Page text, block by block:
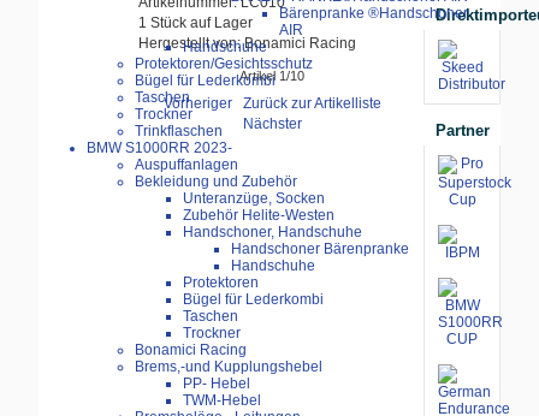
Bärenpranke ®Handschoner
AIR
Handschuhe
Protektoren/Gesichtsschutz
Bügel für Lederkombi
Taschen
Trockner
Trinkflaschen
BMW S1000RR 2023-
Auspuffanlagen
Bekleidung und Zubehör
Unteranzüge, Socken
Zubehör Helite-Westen
Handschoner, Handschuhe
Handschoner Bärenpranke
Handschuhe
Protektoren
Bügel für Lederkombi
Taschen
Trockner
Bonamici Racing
Brems,-und Kupplungshebel
PP- Hebel
TWM-Hebel
1 Stück auf Lager
Hergestellt von: Bonamici Racing
Artikel 1/10
Vorheriger
Zurück zur Artikelliste
Nächster
Partner